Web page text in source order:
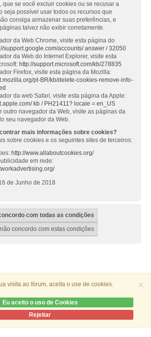
×
visita ao fórum, aceita o use de cookies.
Eu aceito o uso de Cookies
Rejeitar
que se você excluir cookies ou se recusar a
seja possível usar todos os recursos que
consiga armazenar suas preferências, e
talvez não exibir corretamente.
da Web Chrome, visite esta página do
support.google.com/accounts/ answer / 32050
da Web do Internet Explorer, visite esta
http://support.microsoft.com/kb/278835
Firefox, visite esta página da Mozilla:
pt-BR/kb/delete-cookies-remove-info-
da web Safari, visite esta página da Apple:
kb / PH21411? locale = en_US
outro navegador da Web, visite as páginas da
seu navegador da Web.
mais informações sobre cookies?
sobre cookies e os seguintes sites de terceiros:
http://www.allaboutcookies.org/
em rede:
de Junho de 2018
Software © phpBB Limited
INVENTEA & v12mike